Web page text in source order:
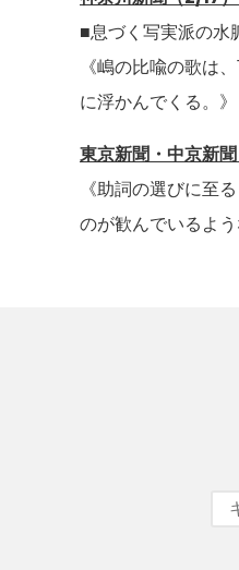
​■息づく写実派の水
《嶋の比喩の歌は
に浮かんでくる。》
東京新聞・中京新
《助詞の選びに至
のが歓んでいるよ